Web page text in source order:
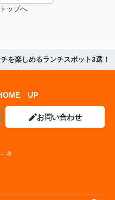
ップへ
を楽しめるランチスポット3選！
UP
お問い合わせ
８